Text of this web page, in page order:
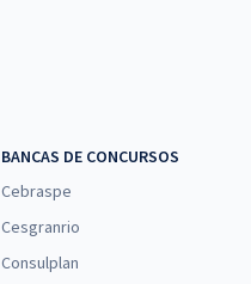
BANCAS DE CONCURSOS
Cebraspe
Cesgranrio
Consulplan